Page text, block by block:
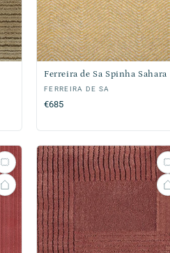
Ferreira de Sa Spinha Sahara
Verkoper:
FERREIRA DE SA
Normale
€685